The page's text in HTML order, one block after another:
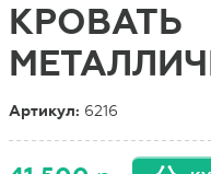
КРОВАТЬ
Артикул: 6216